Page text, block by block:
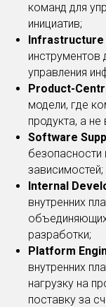
команд для
инициатив;
Infrastructure
инструментов
управления
Product-
модели, где
продукта, а
Software
безопасности
зависимостей;
Internal
внутренних
разработки;
Platform
внутренних
нагрузку на
поставку за